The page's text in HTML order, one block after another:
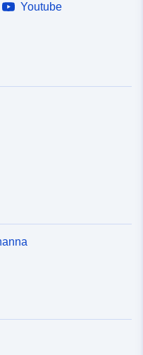
Youtube